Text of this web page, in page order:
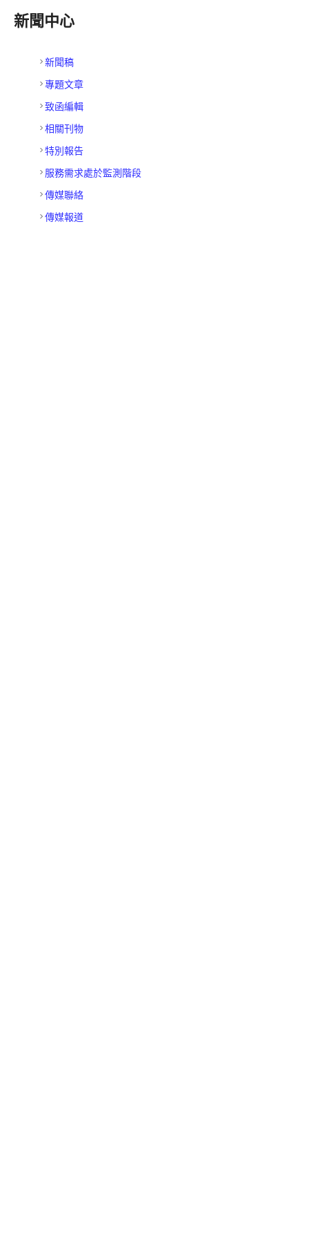
新聞中心
新聞稿
專題文章
致函編輯
相關刊物
特別報告
服務需求處於監測階段
傳媒聯絡
傳媒報道